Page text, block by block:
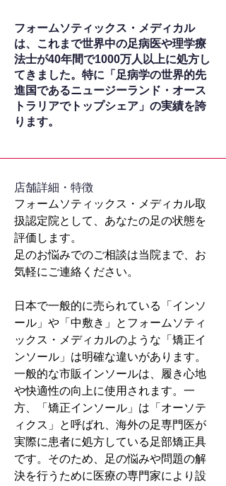
フォームソティックス・メディカル
は、これまで世界中の足病医や理学療
法士が40年間で1000万人以上に処方し
てきました。特に「足病学の世界的先
進国であるニュージーランド・オース
トラリアでトップシェア」の実績を誇
ります。
​店舗詳細・特徴
フォームソティックス・メディカル取
扱認定院として、あなたの足の状態を
評価します。
足のお悩みでのご相談は当院まで、お
気軽にご連絡ください。
日本で一般的に売られている「インソ
ール」や「中敷き」とフォームソティ
ックス・メディカルのような「矯正イ
ンソール」は明確な違いがあります。
一般的な市販インソールは、履き心地
や快適性の向上に使用されます。一
方、「矯正インソール」は「オーソテ
ィクス」と呼ばれ、海外の足専門医が
実際に患者に処方している足部矯正具
です。そのため、足の悩みや問題の解
決を行うために医療の専門家により設